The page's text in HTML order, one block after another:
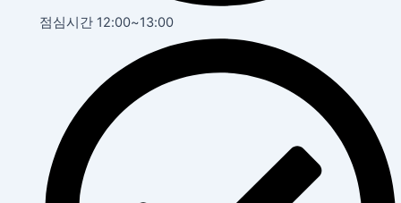
점심시간 12:00~13:00